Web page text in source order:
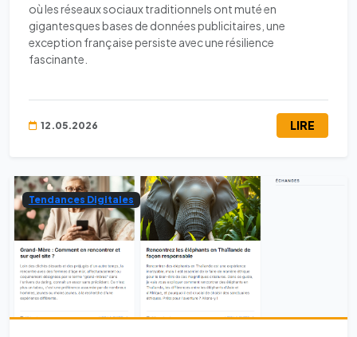
où les réseaux sociaux traditionnels ont muté en
gigantesques bases de données publicitaires, une
exception française persiste avec une résilience
fascinante.
12.05.2026 LIRE
Tendances Digitales